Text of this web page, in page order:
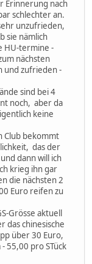
Erinnerung nach
schlechter an.
unzufrieden,
sie nämlich
HU-termine -
nächsten
und zufrieden -
sind bei 4
noch, aber da
keine
Club bekommt
das der
dann will ich
krieg ihn gar
die nächsten 2
Euro reifen zu
Grösse aktuell
das chinesische
über 30 Euro,
55,00 pro STück